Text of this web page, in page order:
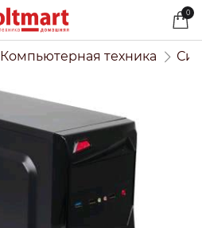
0
Компьютерная техника